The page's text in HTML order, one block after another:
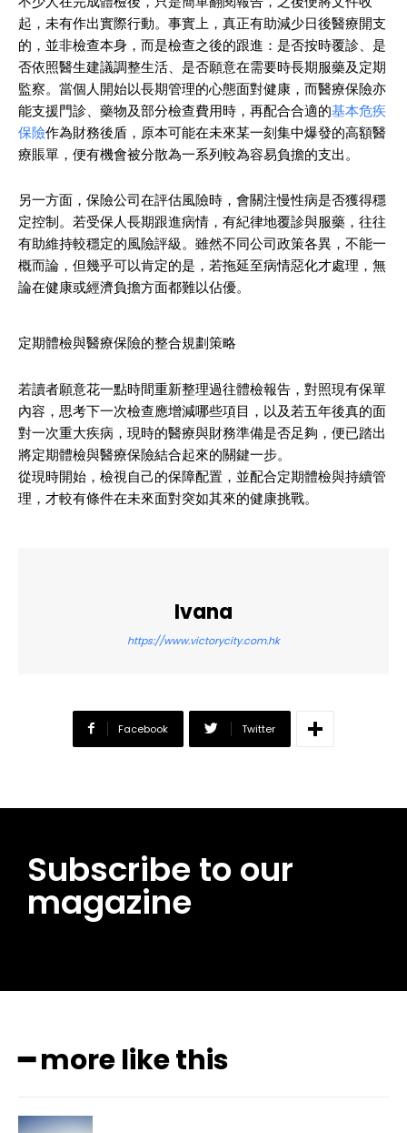
起，未有作出實際行動。事實上，真正有助減少日後醫療開支
的，並非檢查本身，而是檢查之後的跟進：是否按時覆診、是
否依照醫生建議調整生活、是否願意在需要時長期服藥及定期
監察。當個人開始以長期管理的心態面對健康，而醫療保險亦
能支援門診、藥物及部分檢查費用時，再配合合適的基本危疾
保險作為財務後盾，原本可能在未來某一刻集中爆發的高額醫
療賬單，便有機會被分散為一系列較為容易負擔的支出。
另一方面，保險公司在評估風險時，會關注慢性病是否獲得穩
定控制。若受保人長期跟進病情，有紀律地覆診與服藥，往往
有助維持較穩定的風險評級。雖然不同公司政策各異，不能一
概而論，但幾乎可以肯定的是，若拖延至病情惡化才處理，無
論在健康或經濟負擔方面都難以佔優。
定期體檢與醫療保險的整合規劃策略
若讀者願意花一點時間重新整理過往體檢報告，對照現有保單
內容，思考下一次檢查應增減哪些項目，以及若五年後真的面
對一次重大疾病，現時的醫療與財務準備是否足夠，便已踏出
將定期體檢與醫療保險結合起來的關鍵一步。
從現時開始，檢視自己的保障配置，並配合定期體檢與持續管
理，才較有條件在未來面對突如其來的健康挑戰。
Ivana
https://www.victorycity.com.hk
Facebook Twitter
Subscribe to our
magazine
━ more like this